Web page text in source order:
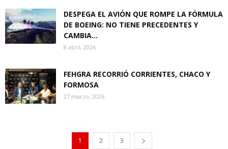
DESPEGA EL AVIÓN QUE ROMPE LA FÓRMULA
DE BOEING: NO TIENE PRECEDENTES Y
CAMBIA...
8 abril, 2026
FEHGRA RECORRIÓ CORRIENTES, CHACO Y
FORMOSA
27 marzo, 2026
1 2 3